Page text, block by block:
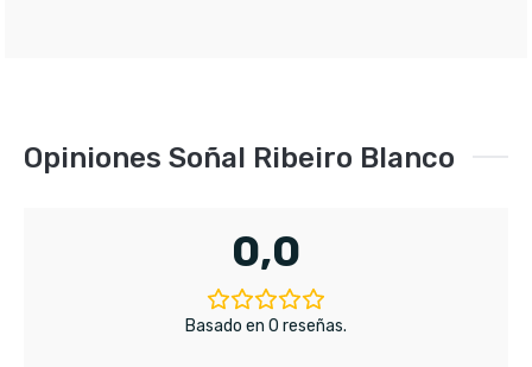
Opiniones Soñal Ribeiro Blanco
0,0
Basado en 0 reseñas.